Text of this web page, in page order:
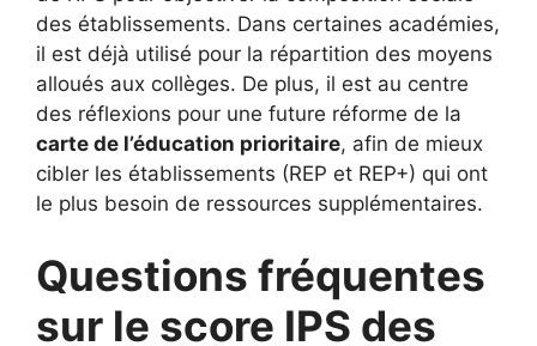
des établissements. Dans certaines académies,
il est déjà utilisé pour la répartition des moyens
alloués aux collèges. De plus, il est au centre
des réflexions pour une future réforme de la
carte de l’éducation prioritaire, afin de mieux
cibler les établissements (REP et REP+) qui ont
le plus besoin de ressources supplémentaires.
Questions fréquentes
sur le score IPS des